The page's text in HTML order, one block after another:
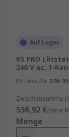
Sekunden
lange
Sicherheit
ESD-
statischer
Erfahren Sie
In unserem
Auf Lager
RS PRO
240 V ac, 1-
RS Best.-Nr. 276-
Zwischensumme
536,92 €(ohne
Menge